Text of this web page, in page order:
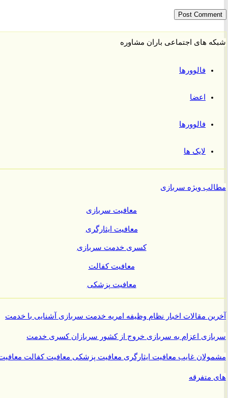
های اجتماعی باران مشاوره
فالوورها
اعضا
فالوورها
لایک ها
ویژه سربازی
معافیت سربازی
معافیت ایثارگری
کسری خدمت سربازی
معافیت کفالت
معافیت پزشکی
مقالاتاخبار نظام وظیفهامریهخدمت سربازیآشنایی با خدمت
اعزام به سربازیخروج از کشور سربازانکسری خدمت
غایبمعافیت ایثارگریمعافیت پزشکیمعافیت کفالتمعافیت
متفرقه